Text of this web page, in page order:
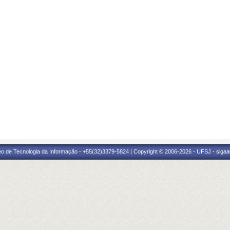
de Tecnologia da Informação - +55(32)3379-5824 | Copyright © 2006-2026 - UFSJ -